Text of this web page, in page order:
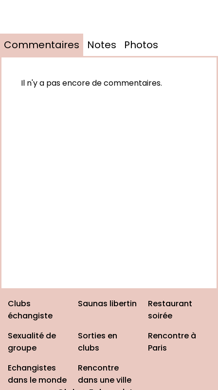
Commentaires Notes Photos
Il n'y a pas encore de commentaires.
Clubs
échangiste
Saunas libertin
Restaurant
soirée
Sexualité de
groupe
Sorties en
clubs
Rencontre à
Paris
Echangistes
dans le monde
Rencontre
dans une ville